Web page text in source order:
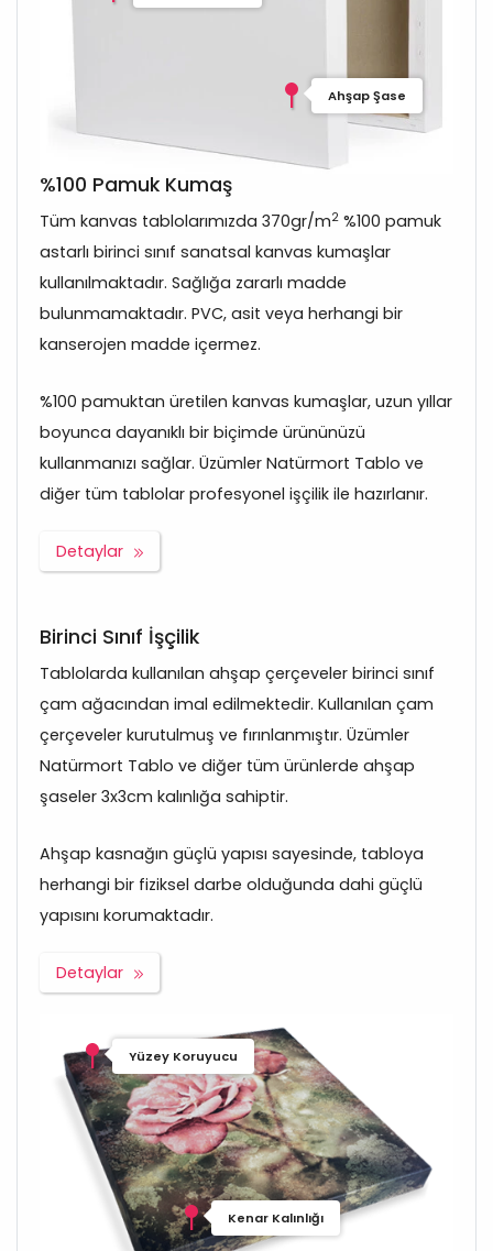
Ahşap Şase
%100 Pamuk Kumaş
Tüm kanvas tablolarımızda 370gr/m2 %100 pamuk
astarlı birinci sınıf sanatsal kanvas kumaşlar
kullanılmaktadır. Sağlığa zararlı madde
bulunmamaktadır. PVC, asit veya herhangi bir
kanserojen madde içermez.
%100 pamuktan üretilen kanvas kumaşlar, uzun yıllar
boyunca dayanıklı bir biçimde ürününüzü
kullanmanızı sağlar. Üzümler Natürmort Tablo ve
diğer tüm tablolar profesyonel işçilik ile hazırlanır.
Detaylar
Birinci Sınıf İşçilik
Tablolarda kullanılan ahşap çerçeveler birinci sınıf
çam ağacından imal edilmektedir. Kullanılan çam
çerçeveler kurutulmuş ve fırınlanmıştır. Üzümler
Natürmort Tablo ve diğer tüm ürünlerde ahşap
şaseler 3x3cm kalınlığa sahiptir.
Ahşap kasnağın güçlü yapısı sayesinde, tabloya
herhangi bir fiziksel darbe olduğunda dahi güçlü
yapısını korumaktadır.
Detaylar
Yüzey Koruyucu
Kenar Kalınlığı